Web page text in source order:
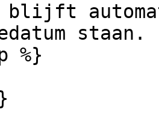
blijft
staan.
%}